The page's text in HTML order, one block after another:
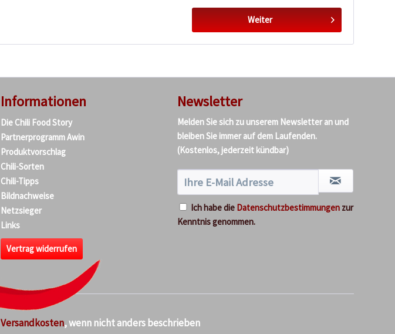
Weiter
Informationen
Die Chili Food Story
Partnerprogramm Awin
Produktvorschlag
Chili-Sorten
Chili-Tipps
Bildnachweise
Netzsieger
Links
Vertrag widerrufen
Newsletter
Melden Sie sich zu unserem Newsletter an und
bleiben Sie immer auf dem Laufenden.
(Kostenlos, jederzeit kündbar)
Ich habe die Datenschutzbestimmungen zur
Kenntnis genommen.
Versandkosten, wenn nicht anders beschrieben